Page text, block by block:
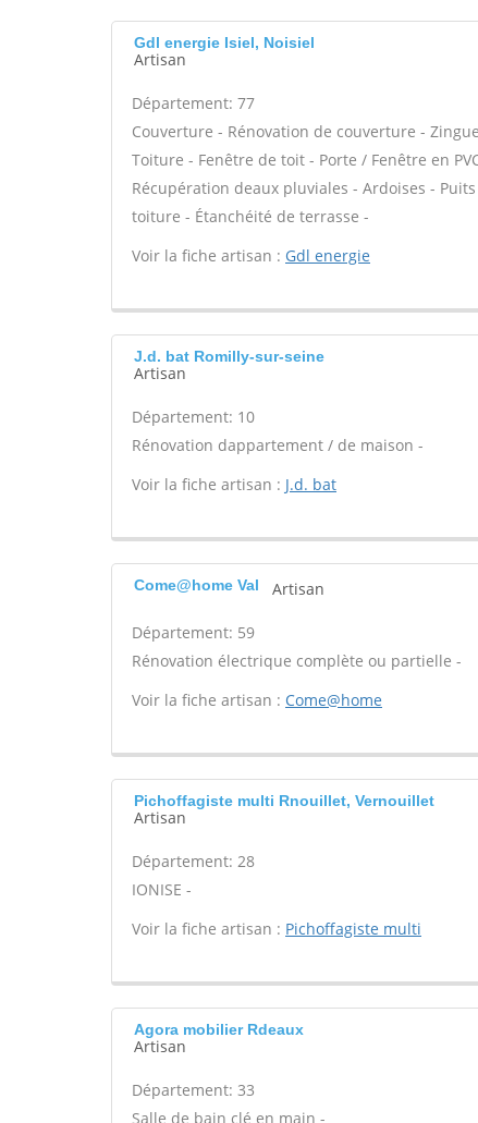
Gdl energie Isiel, Noisiel
Artisan
Département: 77
Couverture - Rénovation de couverture -
Toiture - Fenêtre de toit - Porte / Fenêtre en
Récupération deaux pluviales - Ardoises -
toiture - Étanchéité de terrasse -
Voir la fiche artisan : Gdl energie
J.d. bat Romilly-sur-seine
Artisan
Département: 10
Rénovation dappartement / de maison -
Voir la fiche artisan : J.d. bat
Come@home Val Artisan
Département: 59
Rénovation électrique complète ou partielle -
Voir la fiche artisan : Come@home
Pichoffagiste multi Rnouillet, Vernouillet
Artisan
Département: 28
IONISE -
Voir la fiche artisan : Pichoffagiste multi
Agora mobilier Rdeaux
Artisan
Département: 33
Salle de bain clé en main -